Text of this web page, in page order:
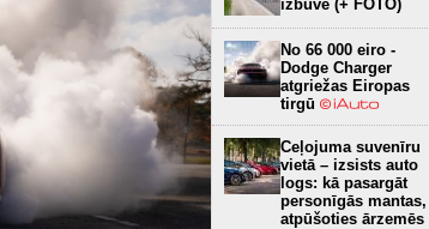
izbūve (+ FOTO)
No 66 000 eiro -
Dodge Charger
atgriežas Eiropas
tirgū
Ceļojuma suvenīru
vietā – izsists auto
logs: kā pasargāt
personīgās mantas,
atpūšoties ārzemēs